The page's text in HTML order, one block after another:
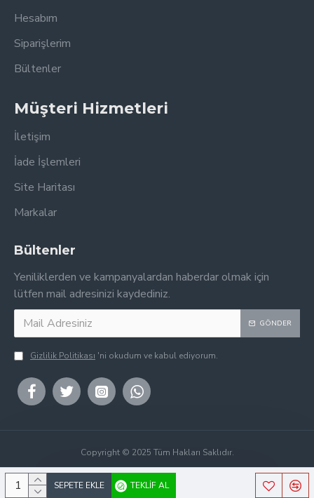
SEPETE EKLE TEKLIF AL
Hesabım
Siparişlerim
Bültenler
Müşteri Hizmetleri
İletişim
İade İşlemleri
Site Haritası
Markalar
Bültenler
Yeniliklerden ve kampanyalardan haberdar olmak için
lütfen mail adresinizi kaydediniz.
GÖNDER
Gizlilik Politikası 'ni okudum ve kabul ediyorum.
Copyright © 2025 Tüm Hakları Saklıdır.